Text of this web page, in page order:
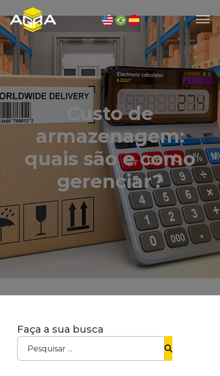
Custo de
armazenagem:
quais são e como
gerenciar?
Faça a sua busca
Pesquisar ...